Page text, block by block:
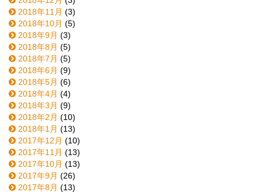
2018年11月 (3)
2018年10月 (5)
2018年9月 (3)
2018年8月 (5)
2018年7月 (5)
2018年6月 (9)
2018年5月 (6)
2018年4月 (4)
2018年3月 (9)
2018年2月 (10)
2018年1月 (13)
2017年12月 (10)
2017年11月 (13)
2017年10月 (13)
2017年9月 (26)
2017年8月 (13)